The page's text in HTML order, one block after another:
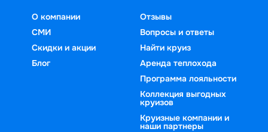
О компании
СМИ
Скидки и акции
Блог
Отзывы
Вопросы и ответы
Найти круиз
Аренда теплохода
Программа лояльности
Коллекция выгодных
круизов
Круизные компании и
наши партнеры